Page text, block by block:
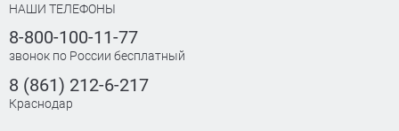
НАШИ ТЕЛЕФОНЫ
8-800-100-11-77
звонок по России бесплатный
8 (861) 212-6-217
Краснодар